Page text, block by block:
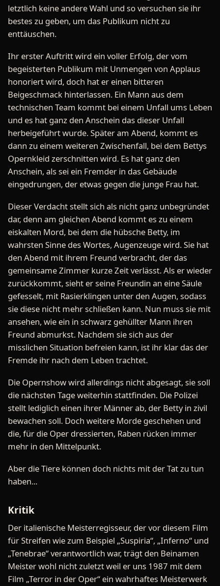
letztlich keine andere Wahl und so versuchen sie ihr
bestes zu geben, um das Publikum nicht zu
enttäuschen.
Ihr erster Auftritt wird ein voller Erfolg, der vom
begeisterten Publikum mit Unmengen von Applaus
honoriert wird, doch hat er einen bitteren
Beigeschmack hinterlassen. Ein Mann aus dem
technischen Team kommt bei einem Unfall ums Leben
und es hat ganz den Anschein das dieser Unfall
herbeigeführt wurde. Später am Abend, kommt es
dann zu einem weiteren Zwischenfall, bei dem Bettys
Opernkleid zerschnitten wird. Es hat ganz den
Anschein, als sei ein Fremder in das Gebäude
eingedrungen, der etwas gegen die junge Frau hat.
Dieser Verdacht stellt sich als nicht ganz unbegründet
dar, denn am gleichen Abend kommt es zu einem
eiskalten Mord, bei dem die hübsche Betty, im
wahrsten Sinne des Wortes, Augenzeuge wird. Sie hat
den Abend mit ihrem Freund verbracht, der das
gemeinsame Zimmer kurze Zeit verlässt. Als er wieder
zurückkommt, sieht er seine Freundin an eine Säule
gefesselt, mit Rasierklingen unter den Augen, sodass
sie diese nicht mehr schließen kann. Nun muss sie mit
ansehen, wie ein in schwarz gehüllter Mann ihren
Freund abmurkst. Nachdem sie sich aus der
misslichen Situation befreien kann, ist ihr klar das der
Fremde ihr nach dem Leben trachtet.
Die Opernshow wird allerdings nicht abgesagt, sie soll
die nächsten Tage weiterhin stattfinden. Die Polizei
stellt lediglich einen ihrer Männer ab, der Betty in zivil
bewachen soll. Doch weitere Morde geschehen und
die, für die Oper dressierten, Raben rücken immer
mehr in den Mittelpunkt.
Aber die Tiere können doch nichts mit der Tat zu tun
haben...
Kritik
Der italienische Meisterregisseur, der vor diesem Film
für Streifen wie zum Beispiel „Suspiria“, „Inferno“ und
„Tenebrae“ verantwortlich war, trägt den Beinamen
Meister wohl nicht zuletzt weil er uns 1987 mit dem
Film „Terror in der Oper“ ein wahrhaftes Meisterwerk